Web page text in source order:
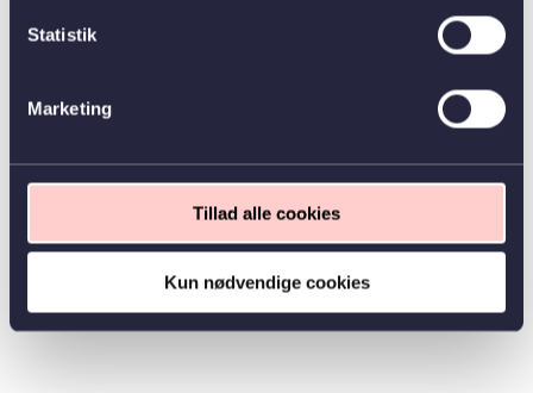
Statistik
Marketing
Tillad alle cookies
Kun nødvendige cookies